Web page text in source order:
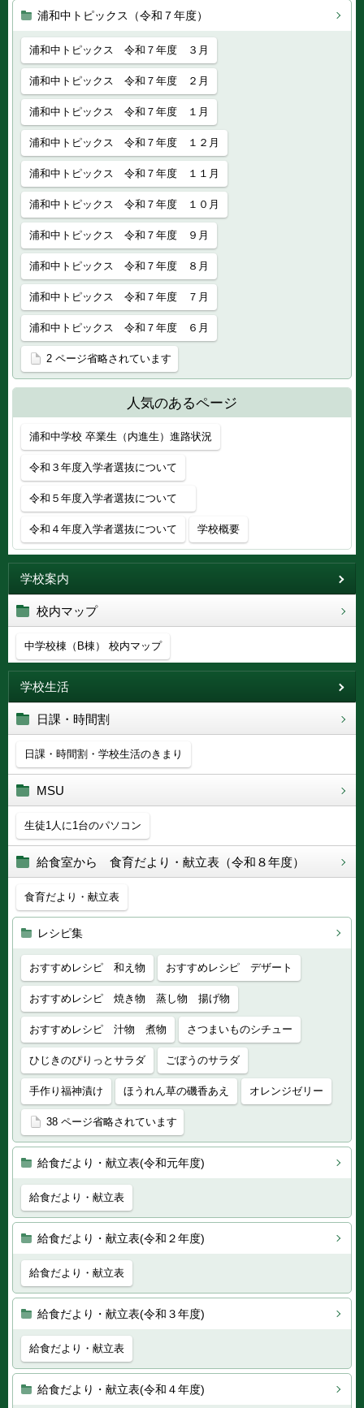
浦和中トピックス（令和７年度）
浦和中トピックス 令和７年度 ３月
浦和中トピックス 令和７年度 ２月
浦和中トピックス 令和７年度 １月
浦和中トピックス 令和７年度 １２月
浦和中トピックス 令和７年度 １１月
浦和中トピックス 令和７年度 １０月
浦和中トピックス 令和７年度 ９月
浦和中トピックス 令和７年度 ８月
浦和中トピックス 令和７年度 ７月
浦和中トピックス 令和７年度 ６月
2 ページ省略されています
人気のあるページ
浦和中学校 卒業生（内進生）進路状況
令和３年度入学者選抜について
令和５年度入学者選抜について
令和４年度入学者選抜について 学校概要
学校案内
校内マップ
中学校棟（B棟） 校内マップ
学校生活
日課・時間割
日課・時間割・学校生活のきまり
MSU
生徒1人に1台のパソコン
給食室から 食育だより・献立表（令和８年度）
食育だより・献立表
レシピ集
おすすめレシピ 和え物 おすすめレシピ デザート
おすすめレシピ 焼き物 蒸し物 揚げ物
おすすめレシピ 汁物 煮物 さつまいものシチュー
ひじきのぴりっとサラダ ごぼうのサラダ
手作り福神漬け ほうれん草の磯香あえ オレンジゼリー
38 ページ省略されています
給食だより・献立表(令和元年度)
給食だより・献立表
給食だより・献立表(令和２年度)
給食だより・献立表
給食だより・献立表(令和３年度)
給食だより・献立表
給食だより・献立表(令和４年度)